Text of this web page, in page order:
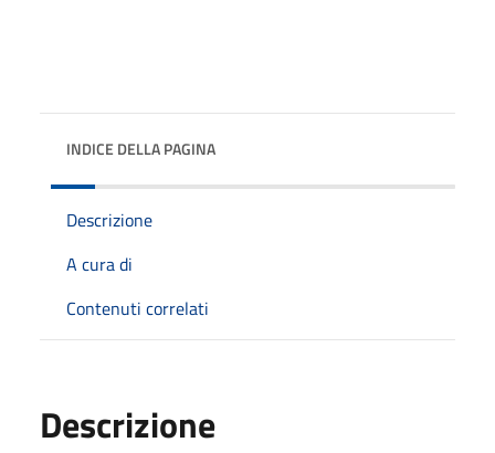
INDICE DELLA PAGINA
Descrizione
A cura di
Contenuti correlati
Descrizione